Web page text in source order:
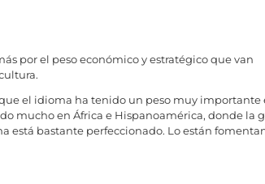
por el peso económico y estratégico que van
el idioma ha tenido un peso muy importante
mucho en África e Hispanoamérica, donde la
está bastante perfeccionado. Lo están